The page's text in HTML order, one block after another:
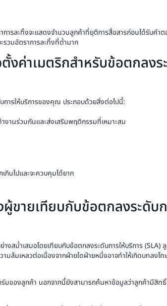
การละทิ้งจะแสดงจำนวนลูกค้าที่ยุติการสื่อสารก่อนได้รับคำ
รวมอัตราการละทิ้งที่ต่ำมาก
งค่าเมตริกสำหรับข้อตกลงร
ารให้บริการของคุณ ประกอบด้วยสิ่งต่อไปนี้:
งานร่วมกันและส่งเสริมพฤติกรรมที่เหมาะสม
กินไปและจะควบคุมได้ยาก
ขายเทียบกับข้อตกลงระดับ
สม่ำเสมอโดยเทียบกับข้อตกลงระดับการให้บริการ (SLA)
มล้มเหลวต่อเนื่องจากฝ่ายใดฝ่ายหนึ่งอาจทำให้เกิดบทลงโ
ของลูกค้า นอกจากนี้ยังสามารถค้นหาข้อมูลว่าลูกค้ามีสิทธิ์